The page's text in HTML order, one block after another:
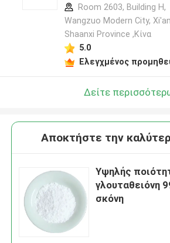
Room 2603, Building H,
Wangzuo Modern City,
Shaanxi Province ,Κίνα
5.0
Ελεγχμένος
Δείτε
Αποκτήστε την
Υψηλής
γλουταθειόνη
σκόνη